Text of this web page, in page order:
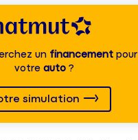
unfinancementpour
votre auto?
simulation